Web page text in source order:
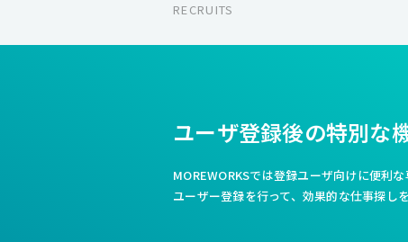
RECRUITS
ユーザ登録後の特別な
MOREWORKSでは登録ユーザ向けに便利な
ユーザー登録を行って、効果的な仕事探し